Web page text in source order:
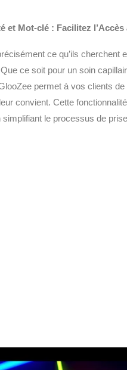
et Mot-clé : Facilitez l’Accès
ce qu’ils cherchent
ce soit pour un soin
permet à vos clients
convient. Cette
le processus de